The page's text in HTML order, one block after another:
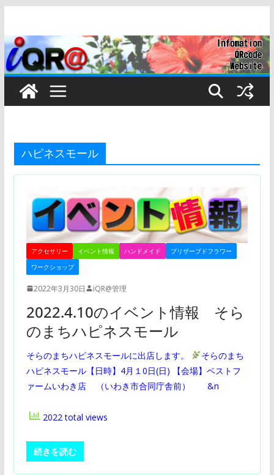
テ
ン
ハピネスモール
アクセサリー イベント情報 ハンドメイド
プリザーブドフラワー
ワークショップ
2022年3月30日 iQR@管理
2022.4.10のイベント情報 そら
のまちハピネスモール
そらのまちハピネスモールに出店します。
そらのまち
ハピネスモール【日時】4月１0日(日) 【会場】ベストフ
ァームいわき店 （いわき市合同庁舎前） &n
2022 total views
続きを読む